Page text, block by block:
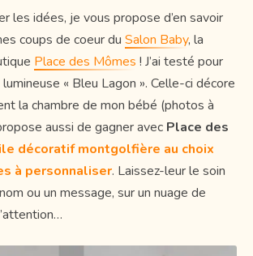
les idées, je vous propose d’en savoir
coups de coeur du Salon Baby, la
Place des Mômes ! J’ai testé pour
« Bleu Lagon ». Celle-ci décore
la chambre de mon bébé (photos à
aussi de gagner avec Place des
décoratif montgolfière au choix
à personnaliser. Laissez-leur le soin
ou un message, sur un nuage de